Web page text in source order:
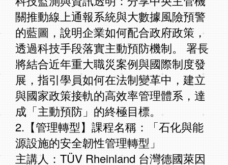
關推動線上通報系統與大數據風險預警
的藍圖，說明企業如何配合政府政策，
透過科技手段落實主動預防機制。 署長
將結合近年重大職災案例與國際制度發
展，指引學員如何在法制變革中，建立
與國家政策接軌的高效率管理體系，達
成「主動預防」的終極目標。
2.【管理轉型】課程名稱：「石化與能
源設施的安全韌性管理轉型」
主講人：TÜV Rheinland 台灣德國萊因